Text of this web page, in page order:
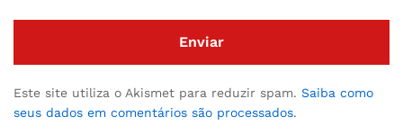
Este site utiliza o Akismet para reduzir spam. Saiba como
seus dados em comentários são processados.